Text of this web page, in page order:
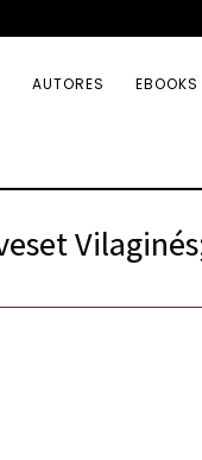
AUTORES EBOOKS